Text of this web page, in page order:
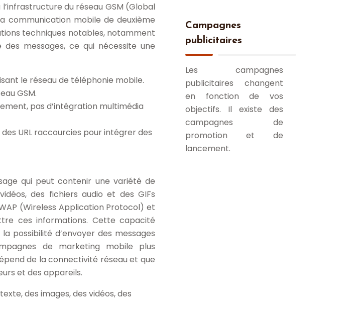
du réseau GSM (Global
communication mobile de deuxième
techniques notables, notamment
messages, ce qui nécessite une
le réseau de téléphonie mobile.
GSM.
pas d’intégration multimédia
URL raccourcies pour intégrer des
qui peut contenir une variété de
des fichiers audio et des GIFs
(Wireless Application Protocol) et
ces informations. Cette capacité
possibilité d’envoyer des messages
de marketing mobile plus
de la connectivité réseau et que
et des appareils.
des images, des vidéos, des
Campagnes
publicitaires
Les campagnes
publicitaires changent
en fonction de vos
objectifs. Il existe des
campagnes de
promotion et de
lancement.